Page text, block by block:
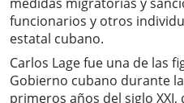
funcionarios y otros
estatal cubano.
Carlos Lage fue una de las
Gobierno cubano durante
primeros años del siglo